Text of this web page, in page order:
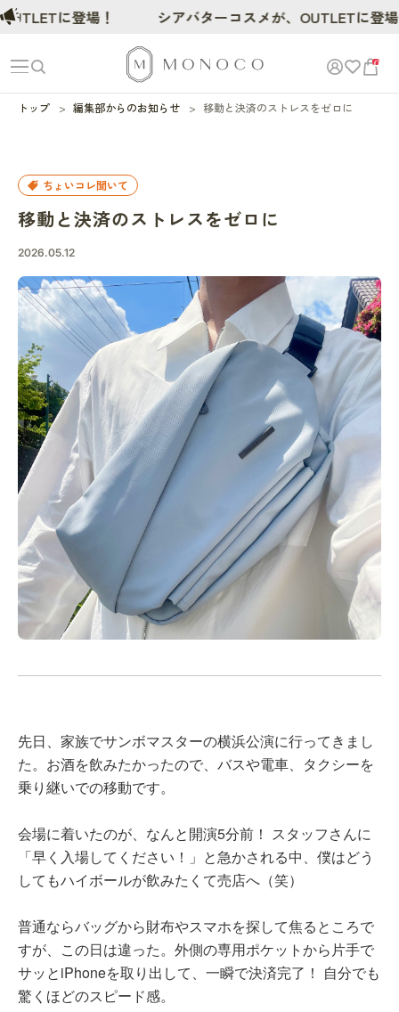
0
トップ 編集部からのお知らせ 移動と決済のストレスをゼロに
ちょいコレ聞いて
移動と決済のストレスをゼロに
2026.05.12
先日、家族でサンボマスターの横浜公演に行ってきまし
た。お酒を飲みたかったので、バスや電車、タクシーを
乗り継いでの移動です。
会場に着いたのが、なんと開演5分前！ スタッフさんに
「早く入場してください！」と急かされる中、僕はどう
してもハイボールが飲みたくて売店へ（笑）
普通ならバッグから財布やスマホを探して焦るところで
すが、この日は違った。外側の専用ポケットから片手で
サッとiPhoneを取り出して、一瞬で決済完了！ 自分でも
驚くほどのスピード感。
に登場！ シアバターコスメが、OUTLETに登場！